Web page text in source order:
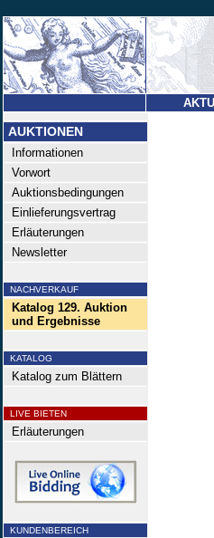
AUKTIONEN
Informationen
Vorwort
Auktionsbedingungen
Einlieferungsvertrag
Erläuterungen
Newsletter
NACHVERKAUF
Katalog 129. Auktion
und Ergebnisse
KATALOG
Katalog zum Blättern
LIVE BIETEN
Erläuterungen
KUNDENBEREICH